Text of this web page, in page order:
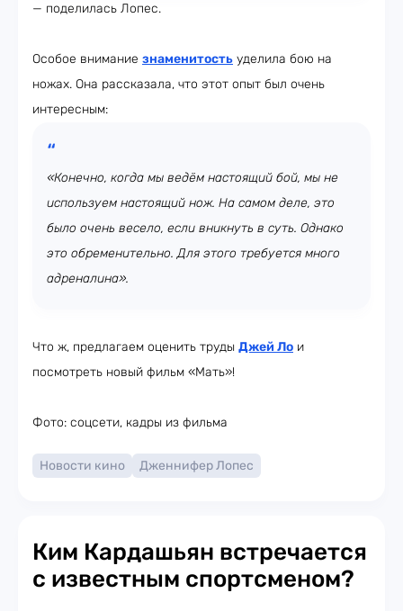
— поделилась Лопес.
Особое внимание знаменитость уделила бою на
ножах. Она рассказала, что этот опыт был очень
интересным:
«Конечно, когда мы ведём настоящий бой, мы не
используем настоящий нож. На самом деле, это
было очень весело, если вникнуть в суть. Однако
это обременительно. Для этого требуется много
адреналина».
Что ж, предлагаем оценить труды Джей Ло и
посмотреть новый фильм «Мать»!
Фото: соцсети, кадры из фильма
Новости кино Дженнифер Лопес
Ким Кардашьян встречается
с известным спортсменом?